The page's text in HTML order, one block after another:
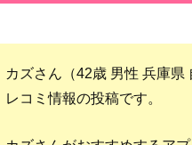
カズさん（42歳 男性 兵庫県
レコミ情報の投稿です。